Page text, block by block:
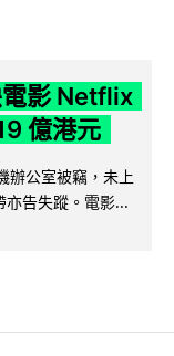
影 Netflix
億港元
辦公室被竊，未上
告失蹤。電影...